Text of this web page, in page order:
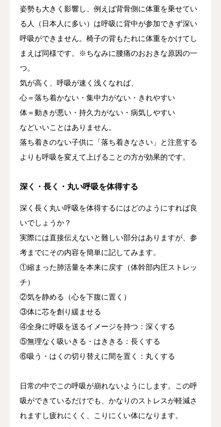
姿勢も大きく影響し、例えば背骨側に体重を乗せてい
る人（日本人に多い）は呼吸に背中が参加できず深い
呼吸ができません。椅子の背もたれに体重をかけてし
まえば同様です。※ちなみに腰痛のおおきな原因の一
つ。
気が高く、呼吸が速く浅くなれば、
心＝落ち着かない・集中力がない・きれやすい
体＝動きが悪い・持久力がない・病気しやすい
などいいことはありません。
落ち着きのない子供に「落ち着きなさい」と注意する
よりも呼吸を変えて上げることの方が効果的です。
深く・長く・丸い呼吸を体得する
深く長く丸い呼吸を体得するにはどのようにすれば良
いでしょうか？
実際には直接伝えないと難しい部分はありますが、参
考までにその内容を簡単に記してみます。
①縮まった肺活量を本来に戻す（体幹部内圧ストレッ
チ）
②気を静める（心を下腹に置く）
③体に芯を創り緩ませる
④全身に呼吸を送るイメージを持つ：深くする
⑤無理なく吸いきる・はききる：長くする
⑥吸う・はくの切り替えに間を置く：丸くする
日常の中でこの呼吸が崩れないようにします。この呼
吸ができているだけでも、かなりのストレスが軽減さ
れますし疲れにくく、こりにくい体になります。